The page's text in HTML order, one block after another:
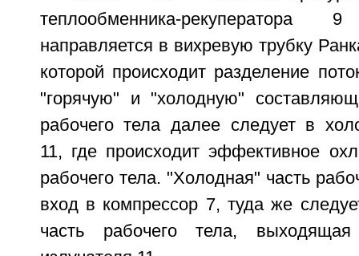
теплообменника-
направляется в вихревую трубку
которой происходит разделение
"горячую" и "холодную"
рабочего тела далее следует в
11, где происходит эффективное
рабочего тела. "Холодная" часть
вход в компрессор 7, туда же
часть рабочего тела,